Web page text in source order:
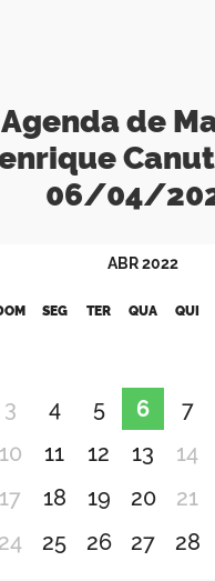
Agenda de
06/04/
ABR2022
SEG TER QUA QUI
3
4 5 6 7
10
11 12 13 14
17
18 19 20 21
24
25 26 27 28